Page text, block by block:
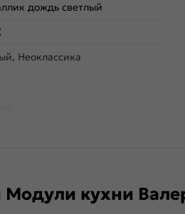
дождь светлый
Неоклассика
кухни